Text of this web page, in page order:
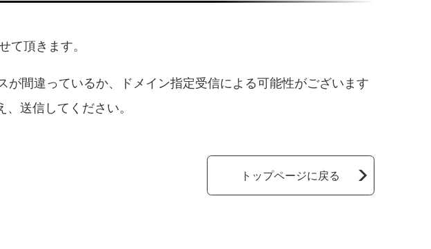
て頂きます。
間違っているか、ドメイン指定受信による可能性がございます
送信してください。
トップページに戻る